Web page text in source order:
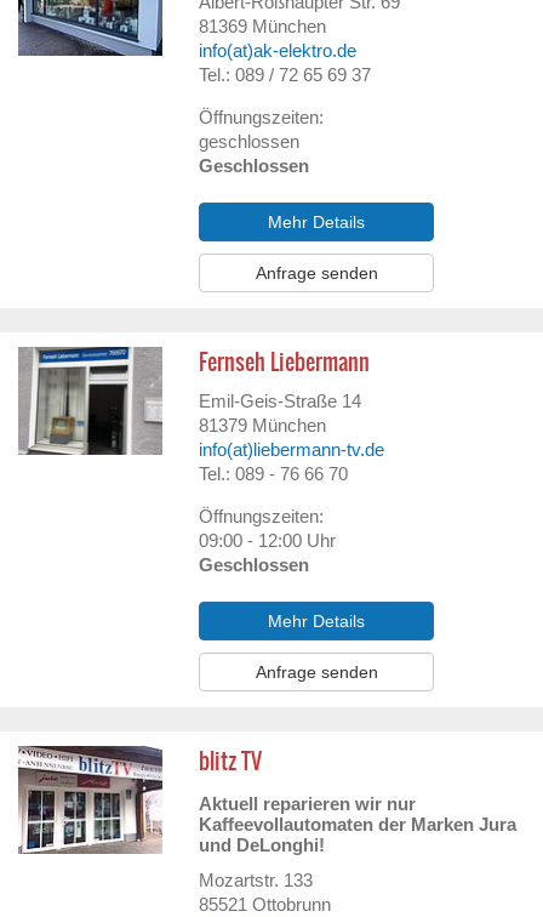
81369 München
info(at)ak-elektro.de
Tel.: 089 / 72 65 69 37
Öffnungszeiten:
geschlossen
Geschlossen
Mehr Details
Anfrage senden
Fernseh Liebermann
Emil-Geis-Straße 14
81379 München
info(at)liebermann-tv.de
Tel.: 089 - 76 66 70
Öffnungszeiten:
09:00 - 12:00 Uhr
Geschlossen
Mehr Details
Anfrage senden
blitz TV
Aktuell reparieren wir nur
Kaffeevollautomaten der Marken Jura
und DeLonghi!
Mozartstr. 133
85521 Ottobrunn